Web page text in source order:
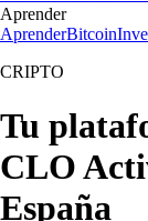
Aprender
AprenderBitcoin
CRIPTO
Tu
CLO
España